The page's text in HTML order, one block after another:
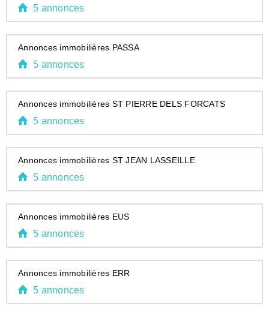
5 annonces
Annonces immobilières PASSA
5 annonces
Annonces immobilières ST PIERRE DELS FORCATS
5 annonces
Annonces immobilières ST JEAN LASSEILLE
5 annonces
Annonces immobilières EUS
5 annonces
Annonces immobilières ERR
5 annonces